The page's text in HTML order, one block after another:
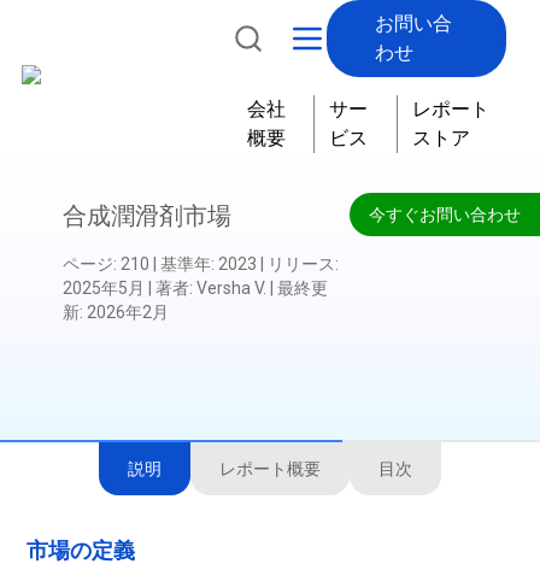
お問い合
わせ
会社
概要
サー
ビス
レポート
ストア
今すぐお問い合わせ
合成潤滑剤市場
ページ: 210 基準年: 2023 リリース:
2025年5月
著者: Versha V.
最終更
新: 2026年2月
説明 レポート概要 目次
市場の定義